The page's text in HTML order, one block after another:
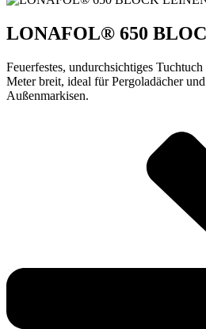
LONAFOL® 650
Feuerfestes, undurchsichtiges
Meter breit, ideal für Pergoladächer
Außenmarkisen.